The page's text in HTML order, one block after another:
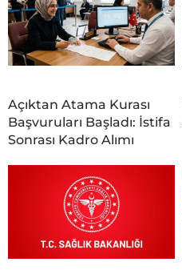
Açıktan Atama Kurası
Başvuruları Başladı: İstifa
Sonrası Kadro Alımı